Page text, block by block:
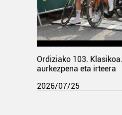
Ordiziako 103.
aurkezpena eta irteera
2026/07/25